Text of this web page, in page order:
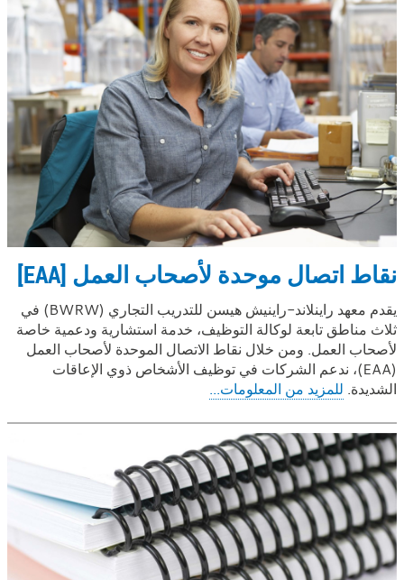
نقاط اتصال موحدة لأصحاب العمل [EAA]
يقدم معهد راينلاند-راينيش هيسن للتدريب التجاري (BWRW) في
ثلاث مناطق تابعة لوكالة التوظيف، خدمة استشارية ودعمية خاصة
لأصحاب العمل. ومن خلال نقاط الاتصال الموحدة لأصحاب العمل
(EAA)، ندعم الشركات في توظيف الأشخاص ذوي الإعاقات
الشديدة. للمزيد من المعلومات...